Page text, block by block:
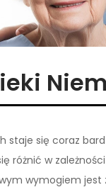
staje się coraz
różnić w
wymogiem